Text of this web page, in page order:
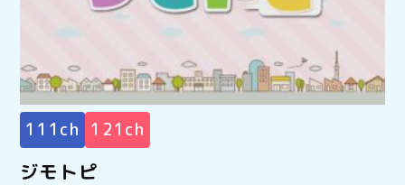
111ch 121ch
ジモトピ